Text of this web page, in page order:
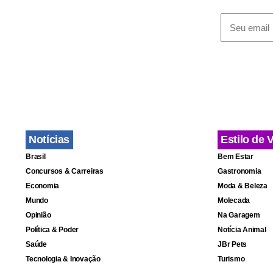
Com o
“A gente
Scaglione,
quando nos
Brasileira
presidência
Notícias
Brasil
Concursos & Carreiras
Economia
Mundo
Opinião
Política & Poder
Saúde
Tecnologia & Inovação
Estilo de
Bem Estar
Gastronomia
Moda & Beleza
Molecada
Na Garagem
Notícia Animal
JBr Pets
Turismo